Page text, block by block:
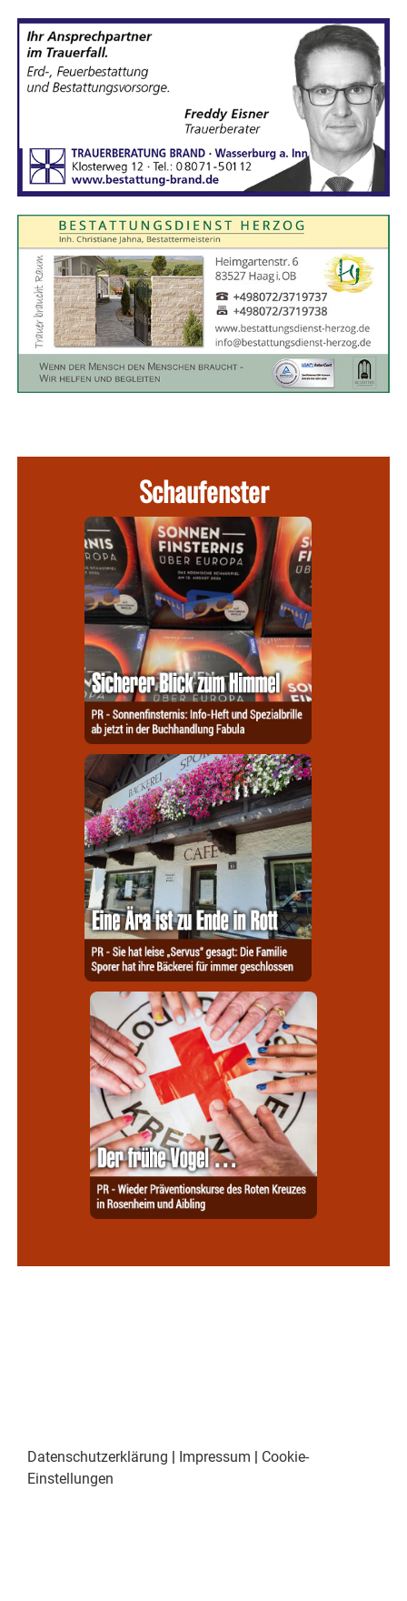
Schaufenster
Datenschutzerklärung | Impressum | Cookie-
Einstellungen